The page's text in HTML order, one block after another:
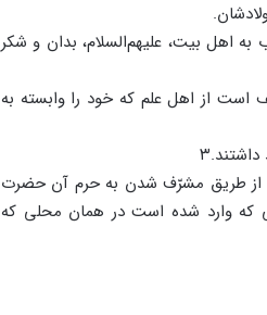
اهل بیت، علیهم‌‌السلام، بدان و شکر
است از اهل علم که خود را وابسته به
از طریق مشرّف شدن به حرم آن حضرت
که وارد شده است در همان محلى که